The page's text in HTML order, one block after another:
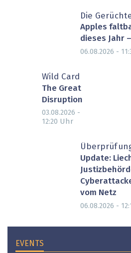
Die
Apples
dieses Jahr
06.08.2026 -
Wild Card
The Great
Disruption
03.08.2026 -
12:20 Uhr
Update:
vom Netz
06.08.2026 -
EVENTS